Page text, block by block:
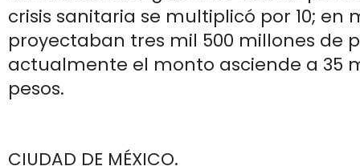
crisis sanitaria se multiplicó por 10; en
proyectaban tres mil 500 millones de
actualmente el monto asciende a 35
pesos.
CIUDAD DE MÉXICO.